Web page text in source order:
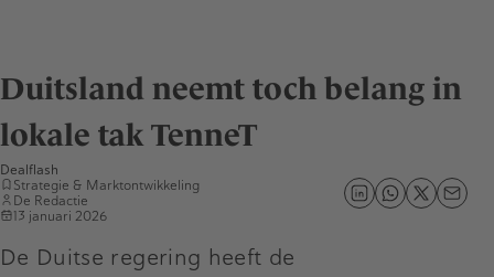
Duitsland neemt toch belang in
lokale tak TenneT
Dealflash
Strategie & Marktontwikkeling
De Redactie
13 januari 2026
De Duitse regering heeft de